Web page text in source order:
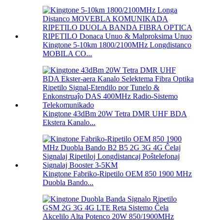
Kingtone 5-10km 1800/2100MHz Longdistanco
MOBILA CO...
Kingtone 43dBm 20W Tetra DMR UHF BDA
Ekstera Kanalo...
Kingtone Fabriko-Ripetilo OEM 850 1900 MHz
Duobla Bando...